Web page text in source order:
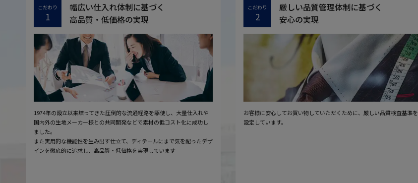
こだわり
1
幅広い仕入れ体制に基づく
高品質・低価格の実現
1974年の設立以来培ってきた圧倒的な流通経路を駆使し、大量仕入れや
国内外の生地メーカー様との共同開発などで素材の低コスト化に成功し
ました。
また実用的な機能性を生み出す仕立て、ディテールにまで気を配ったデザ
インを徹底的に追求し、高品質・低価格を実現しています
こだわり
2
厳しい品質管理体制に基づく
安心の実現
お客様に安心してお買い物していただくために、厳しい品質検査基準を
設定しています。